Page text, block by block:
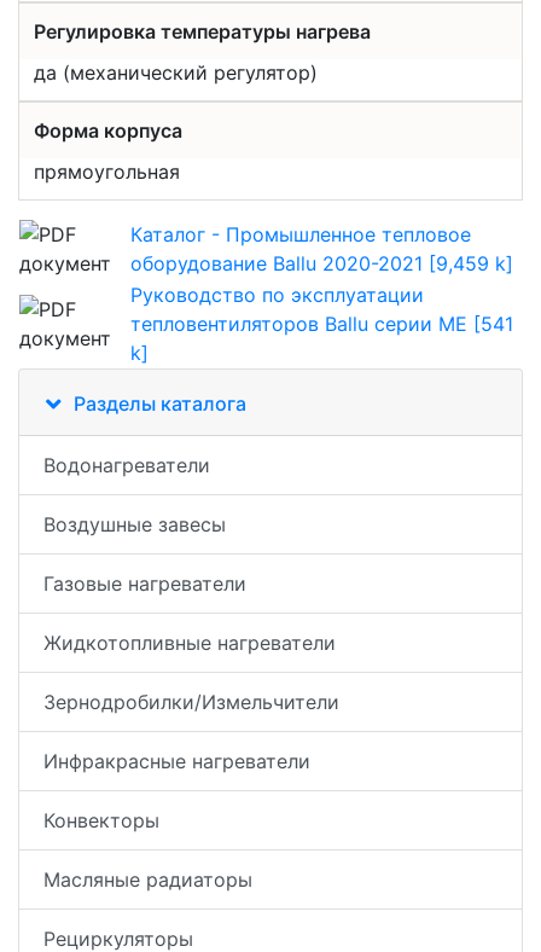
Регулировка температуры нагрева
да (механический регулятор)
Форма корпуса
прямоугольная
Каталог - Промышленное тепловое
оборудование Ballu 2020-2021 [9,459 k]
Руководство по эксплуатации
тепловентиляторов Ballu серии ME [541
k]
Разделы каталога
Водонагреватели
Воздушные завесы
Газовые нагреватели
Жидкотопливные нагреватели
Зернодробилки/Измельчители
Инфракрасные нагреватели
Конвекторы
Масляные радиаторы
Рециркуляторы